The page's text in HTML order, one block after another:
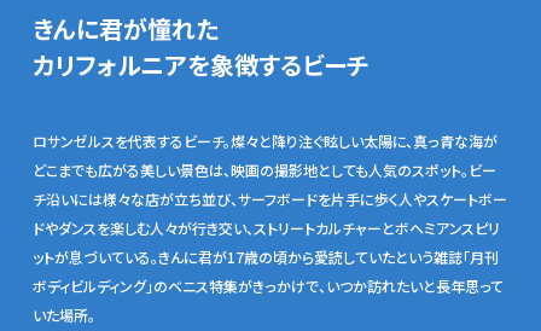
きんに君が憧れた
カリフォルニアを象徴するビーチ
ロサンゼルスを代表するビーチ。燦々と降り注ぐ眩しい太陽に、真っ青な海が
どこまでも広がる美しい景色は、映画の撮影地としても人気のスポット。ビー
チ沿いには様々な店が立ち並び、サーフボードを片手に歩く人やスケートボー
ドやダンスを楽しむ人々が行き交い、ストリートカルチャーとボヘミアンスピリ
ットが息づいている。きんに君が17歳の頃から愛読していたという雑誌「月刊
ボディビルディング」のベニス特集がきっかけで、いつか訪れたいと長年思って
いた場所。